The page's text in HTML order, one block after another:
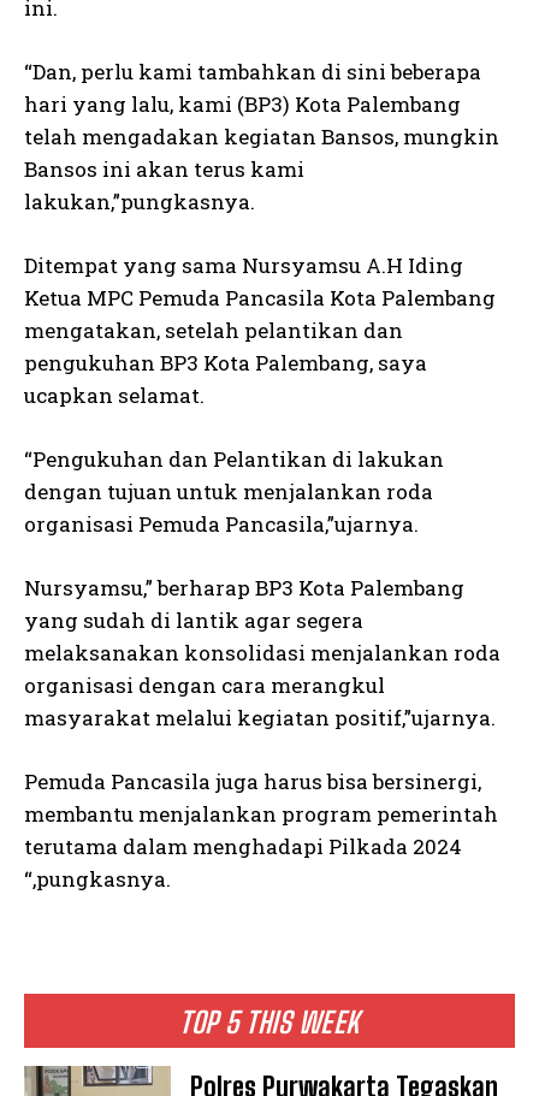
TOP 5 THIS WEEK
Polres Purwakarta Tegaskan
ini.
“Dan, perlu kami tambahkan di sini beberapa
hari yang lalu, kami (BP3) Kota Palembang
telah mengadakan kegiatan Bansos, mungkin
Bansos ini akan terus kami
lakukan,”pungkasnya.
Ditempat yang sama Nursyamsu A.H Iding
Ketua MPC Pemuda Pancasila Kota Palembang
mengatakan, setelah pelantikan dan
pengukuhan BP3 Kota Palembang, saya
ucapkan selamat.
“Pengukuhan dan Pelantikan di lakukan
dengan tujuan untuk menjalankan roda
organisasi Pemuda Pancasila,”ujarnya.
Nursyamsu,” berharap BP3 Kota Palembang
yang sudah di lantik agar segera
melaksanakan konsolidasi menjalankan roda
organisasi dengan cara merangkul
masyarakat melalui kegiatan positif,”ujarnya.
Pemuda Pancasila juga harus bisa bersinergi,
membantu menjalankan program pemerintah
terutama dalam menghadapi Pilkada 2024
“,pungkasnya.